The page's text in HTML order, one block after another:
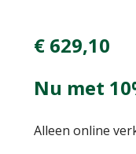
€ 629,10
Nu met
Alleen online